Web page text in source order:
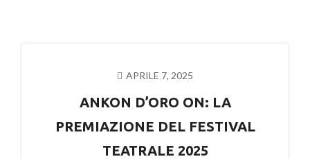
APRILE 7, 2025
ANKON D’ORO ON: LA
PREMIAZIONE DEL FESTIVAL
TEATRALE 2025